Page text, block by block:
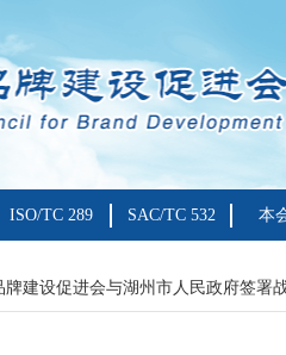
ISO/TC 289 SAC/TC 532 本
牌建设促进会与湖州市人民政府签署